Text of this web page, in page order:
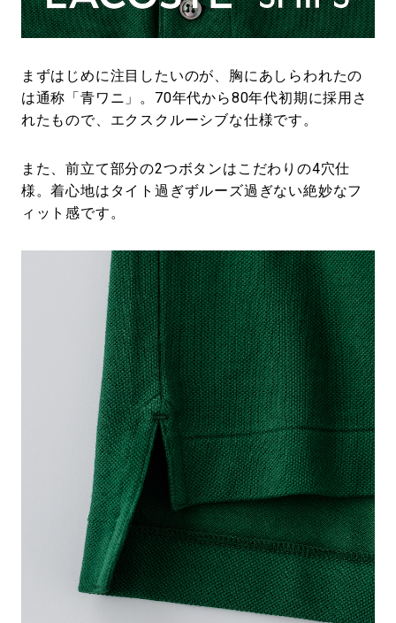
まずはじめに注目したいのが、胸にあしらわれたの
は通称「青ワニ」。70年代から80年代初期に採用さ
れたもので、エクスクルーシブな仕様です。
また、前立て部分の2つボタンはこだわりの4穴仕
様。着心地はタイト過ぎずルーズ過ぎない絶妙なフ
ィット感です。